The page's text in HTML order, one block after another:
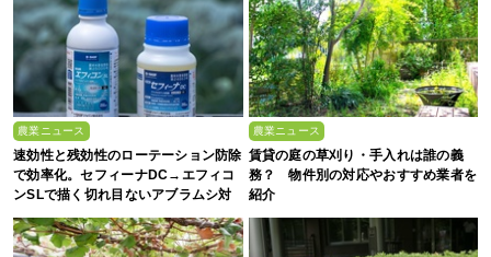
農業ニュース
速効性と残効性のローテーション防除
で効率化。セフィーナDC→エフィコ
ンSLで描く切れ目ないアブラムシ対
策
農業ニュース
賃貸の庭の草刈り・手入れは誰の義
務？ 物件別の対応やおすすめ業者を
紹介